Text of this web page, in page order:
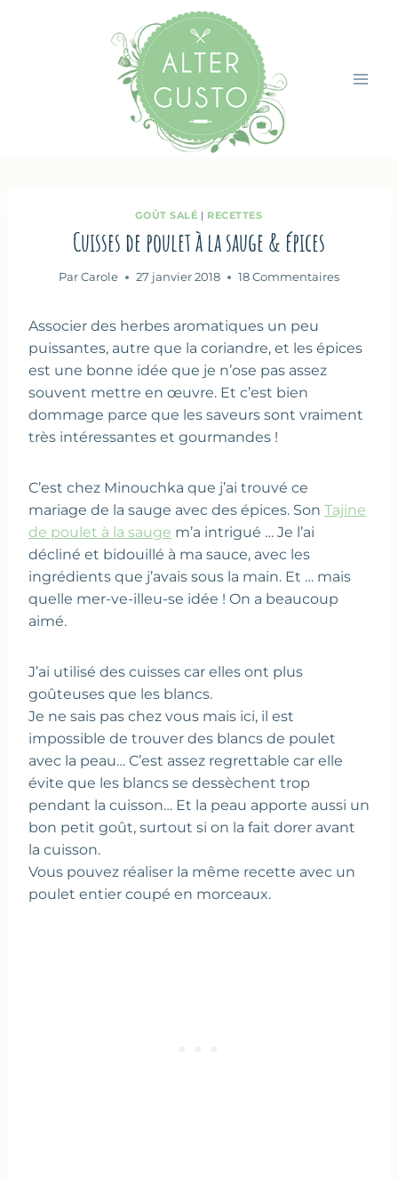
GOÛT SALÉ | RECETTES
Cuisses de poulet à la sauge & épices
Par Carole 27 janvier 2018 18 Commentaires
Associer des herbes aromatiques un peu
puissantes, autre que la coriandre, et les épices
est une bonne idée que je n’ose pas assez
souvent mettre en œuvre. Et c’est bien
dommage parce que les saveurs sont vraiment
très intéressantes et gourmandes !
C’est chez Minouchka que j’ai trouvé ce
mariage de la sauge avec des épices. Son Tajine
de poulet à la sauge m’a intrigué … Je l’ai
décliné et bidouillé à ma sauce, avec les
ingrédients que j’avais sous la main. Et … mais
quelle mer-ve-illeu-se idée ! On a beaucoup
aimé.
J’ai utilisé des cuisses car elles ont plus
goûteuses que les blancs.
Je ne sais pas chez vous mais ici, il est
impossible de trouver des blancs de poulet
avec la peau… C’est assez regrettable car elle
évite que les blancs se dessèchent trop
pendant la cuisson… Et la peau apporte aussi un
bon petit goût, surtout si on la fait dorer avant
la cuisson.
Vous pouvez réaliser la même recette avec un
poulet entier coupé en morceaux.